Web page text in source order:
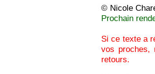
© Nicole
Prochain
Si ce texte a
vos proches,
retours.